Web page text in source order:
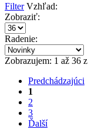
Filter Vzhľad:
Zobraziť:
Radenie:
Zobrazujem: 1 až 36
Predchádzajúci
1
2
3
Ďalší